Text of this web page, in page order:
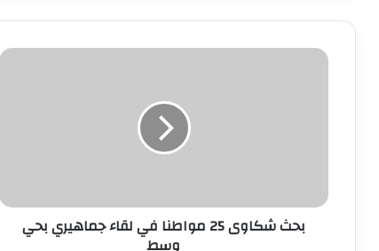
بحث
وسط
بحث شكاوى 25 مواطنا في لقاء جماهيري بحي
وسط